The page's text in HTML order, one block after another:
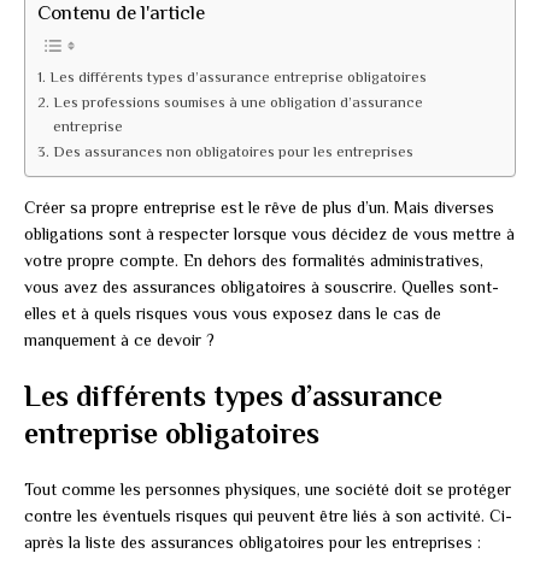
Contenu de l'article
Les différents types d’assurance entreprise obligatoires
Les professions soumises à une obligation d’assurance
entreprise
Des assurances non obligatoires pour les entreprises
Créer sa propre entreprise est le rêve de plus d’un. Mais diverses
obligations sont à respecter lorsque vous décidez de vous mettre à
votre propre compte. En dehors des formalités administratives,
vous avez des assurances obligatoires à souscrire. Quelles sont-
elles et à quels risques vous vous exposez dans le cas de
manquement à ce devoir ?
Les différents types d’assurance
entreprise obligatoires
Tout comme les personnes physiques, une société doit se protéger
contre les éventuels risques qui peuvent être liés à son activité. Ci-
après la liste des assurances obligatoires pour les entreprises :